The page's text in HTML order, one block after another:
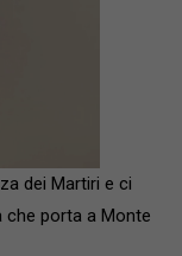
dei Martiri e ci
che porta a Monte